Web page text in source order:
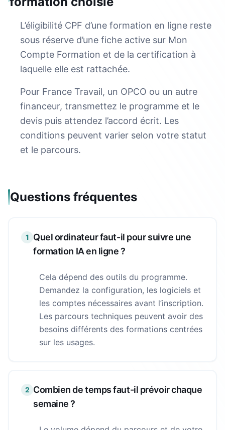
L’éligibilité CPF d’une formation en ligne reste
sous réserve d’une fiche active sur Mon
Compte Formation et de la certification à
laquelle elle est rattachée.
Pour France Travail, un OPCO ou un autre
financeur, transmettez le programme et le
devis puis attendez l’accord écrit. Les
conditions peuvent varier selon votre statut
et le parcours.
Questions fréquentes
1 Quel ordinateur faut-il pour suivre une
formation IA en ligne ?
Cela dépend des outils du programme.
Demandez la configuration, les logiciels et
les comptes nécessaires avant l’inscription.
Les parcours techniques peuvent avoir des
besoins différents des formations centrées
sur les usages.
2 Combien de temps faut-il prévoir chaque
semaine ?